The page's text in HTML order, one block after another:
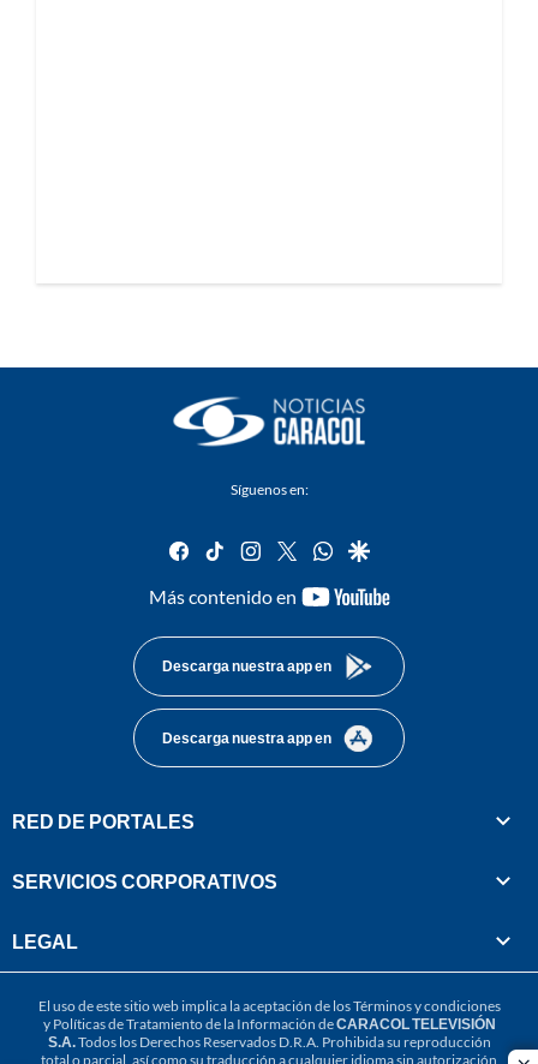
Síguenos en:
facebook
tiktok instagram
twitterwhatsapp
google
Más contenido en
youtube-
Descarga nuestra app en
Descarga nuestra app en
RED DE PORTALES
SERVICIOS CORPORATIVOS
LEGAL
El uso de este sitio web implica la aceptación de losTérminos y condiciones
y Políticas de Tratamiento de la Información deCARACOL TELEVISIÓN
S.A.Todos los Derechos Reservados D.R.A. Prohibida su reproducción
total o parcial, así como su traducción a cualquier idioma sin autorización